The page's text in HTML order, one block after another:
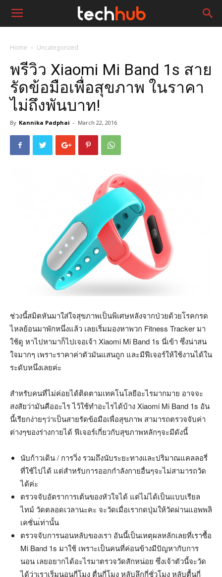
Home Uncategorized
พรีวิว Xiaomi Mi Band 1s สาย
รัดข้อมือเพื่อสุขภาพ ในราคา
ไม่ถึงพันบาท!
By Kannika Padphai - March 22, 2016
ช่วงนี้สมิตหันมาใส่ใจสุขภาพเป็นพิเศษหลังจากป่วยด้วยโรคกรด
ไหลย้อนมาพักหนึ่งแล้ว เลยเริ่มมองหาพวก Fitness Tracker มา
ใช้ดู หาไปหามาก็ไปเจอเจ้า Xiaomi Mi Band 1s นี่เข้า ซึ่งน่าสน
ใจมากๆ เพราะราคาค่าตัวมันแสนถูก และมีฟีเจอร์ให้ใช้งานได้ใน
ระดับหนึ่งเลยค่ะ
สำหรับคนที่ไม่ค่อยได้ติดตามเทคโนโลยีอะไรมากมาย อาจจะ
สงสัยว่ามันคืออะไร ไว้ใช้ทำอะไรได้บ้าง Xiaomi Mi Band 1s อัน
นี้เรียกง่ายๆว่าเป็นสายรัดข้อมือเพื่อสุขภาพ สามารถตรวจจับค่า
ต่างๆของร่างกายได้ ฟีเจอร์เกี่ยวกับสุขภาพหลักๆจะมีดังนี้
นับก้าวเดิน / การวิ่ง รวมถึงนับระยะทางและปริมาณแคลลอรี่
ที่ใช้ไปได้ แต่สำหรับการออกกำลังกายอื่นๆจะไม่สามารถวัด
ได้ค่ะ
ตรวจจับอัตราการเต้นของหัวใจได้ แต่ไม่ได้เป็นแบบเรียล
ไทม์ วัดตลอดเวลานะคะ จะวัดเมื่อเรากดปุ่มให้วัดผ่านแอพพลิ
เคชั่นเ่ท่านั้น
ตรวจจับการนอนหลับของเรา อันนี้เป็นเหตุผลหลักเลยที่เราซื้อ
Mi Band 1s มาใช้ เพราะเป็นคนที่ค่อนข้างมีปัญหากับการ
นอน เลยอยากได้อะไรมาตรวจวัดสักหน่อย ซึ่งเจ้าตัวนี้จะวัด
ได้ว่าเราเริ่มนอนกี่โมง ตื่นกี่โมง หลับลึกกี่ชั่วโมง หลับตื้นกี่